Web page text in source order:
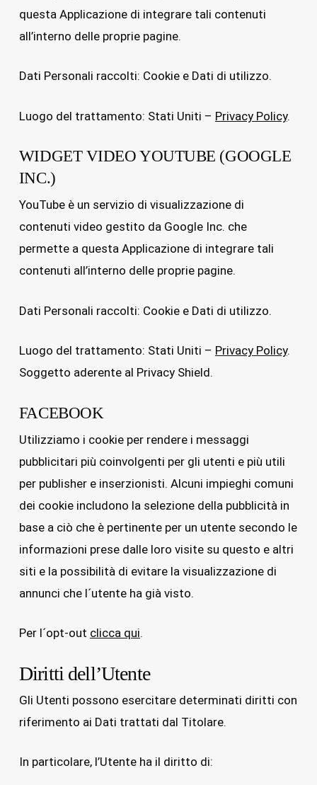
questa Applicazione di integrare tali contenuti
all’interno delle proprie pagine.
Dati Personali raccolti: Cookie e Dati di utilizzo.
Luogo del trattamento: Stati Uniti – Privacy Policy.
WIDGET VIDEO YOUTUBE (GOOGLE
INC.)
YouTube è un servizio di visualizzazione di
contenuti video gestito da Google Inc. che
permette a questa Applicazione di integrare tali
contenuti all’interno delle proprie pagine.
Dati Personali raccolti: Cookie e Dati di utilizzo.
Luogo del trattamento: Stati Uniti – Privacy Policy.
Soggetto aderente al Privacy Shield.
FACEBOOK
Utilizziamo i cookie per rendere i messaggi
pubblicitari più coinvolgenti per gli utenti e più utili
per publisher e inserzionisti. Alcuni impieghi comuni
dei cookie includono la selezione della pubblicità in
base a ciò che è pertinente per un utente secondo le
informazioni prese dalle loro visite su questo e altri
siti e la possibilità di evitare la visualizzazione di
annunci che l´utente ha già visto.
Per l´opt-out clicca qui.
Diritti dell’Utente
Gli Utenti possono esercitare determinati diritti con
riferimento ai Dati trattati dal Titolare.
In particolare, l’Utente ha il diritto di: